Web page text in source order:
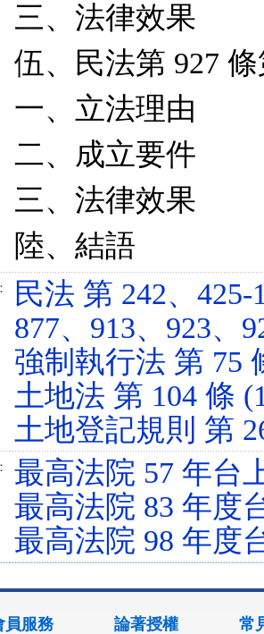
三、法律效果
伍、民法第 927
一、立法理由
二、成立要件
三、法律效果
陸、結語
民法 第 242、
877、913、923、
強制執行法 第 75
土地法 第 104 條
土地登記規則 第
最高法院 57 年台
最高法院 83 年度
最高法院 98 年度
員服務 論著授權 常